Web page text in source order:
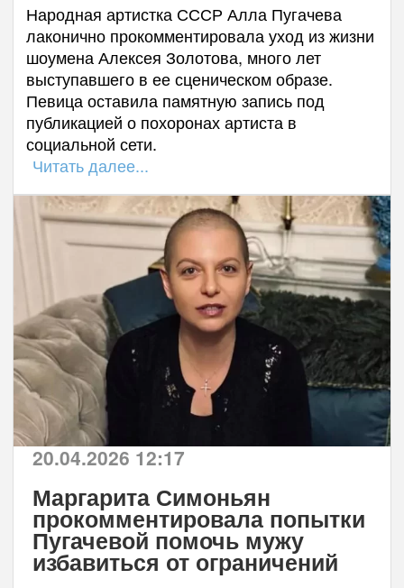
Народная артистка СССР Алла Пугачева
лаконично прокомментировала уход из жизни
шоумена Алексея Золотова, много лет
выступавшего в ее сценическом образе.
Певица оставила памятную запись под
публикацией о похоронах артиста в
социальной сети.
Читать далее...
20.04.2026 12:17
Маргарита Симоньян
прокомментировала попытки
Пугачевой помочь мужу
избавиться от ограничений